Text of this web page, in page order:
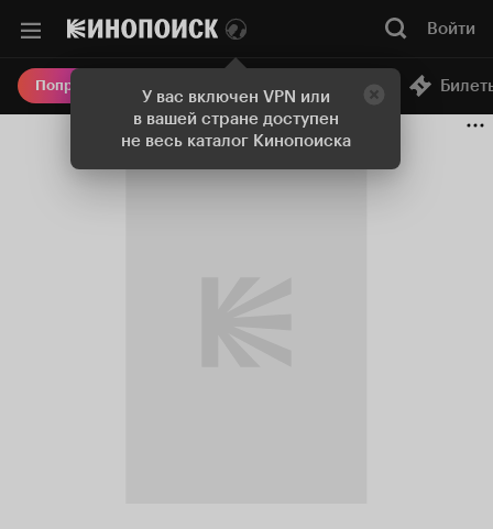
У вас включен VPN или
в вашей стране доступен
не весь каталог Кинопоиска
Войти
Попробовать Плюс Онлайн-кинотеатр